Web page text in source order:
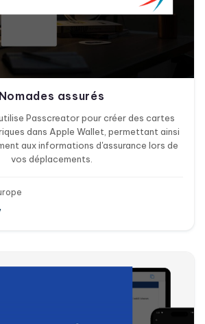
Nomades assurés
Passcreator pour créer des cartes
dans Apple Wallet, permettant ainsi
aux informations d'assurance lors de
vos déplacements.